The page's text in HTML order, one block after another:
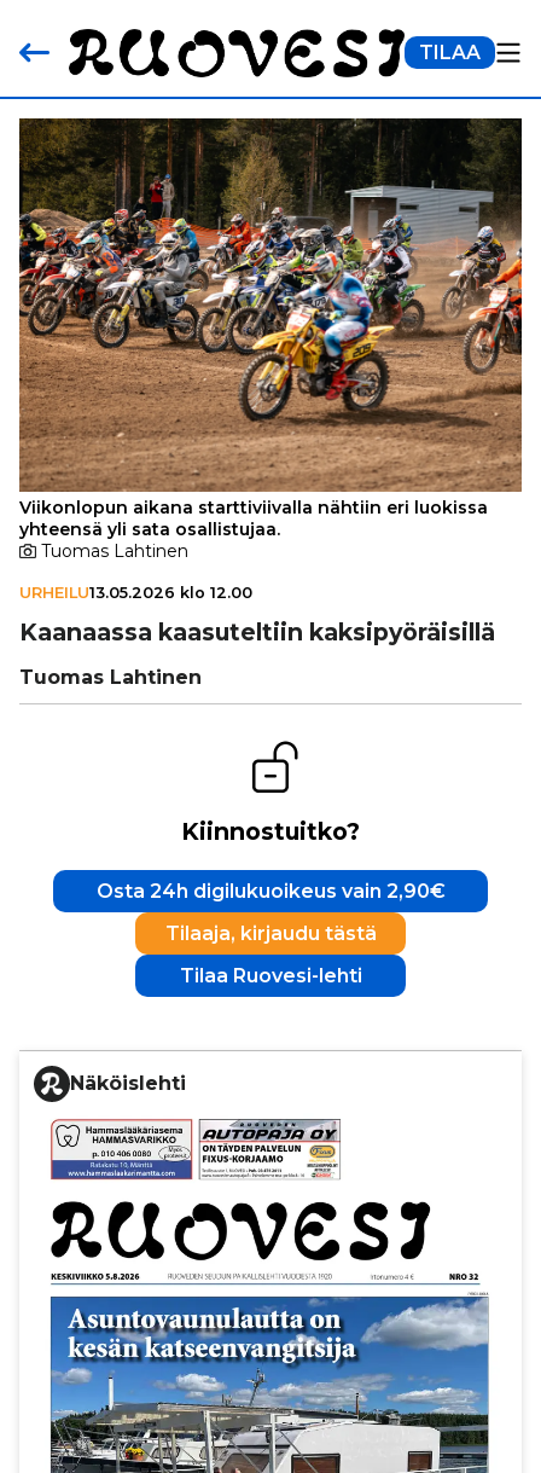
TILAA
Viikonlopun aikana starttiviivalla nähtiin eri luokissa
yhteensä yli sata osallistujaa.
Tuomas Lahtinen
URHEILU13.05.2026 klo 12.00
Kaanaassa kaa­su­tel­tiin kak­si­pyö­räi­sillä
Tuomas Lahtinen
Kiinnostuitko?
Osta 24h digilukuoikeus vain 2,90€
Tilaaja, kirjaudu tästä
Tilaa Ruovesi-lehti
Näköislehti